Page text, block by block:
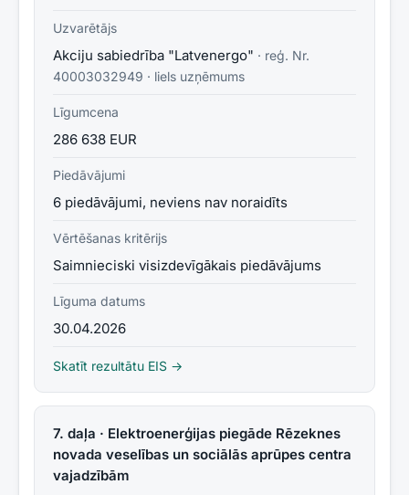
Uzvarētājs
Akciju sabiedrība "Latvenergo" · reģ. Nr.
40003032949 · liels uzņēmums
Līgumcena
286 638 EUR
Piedāvājumi
6 piedāvājumi, neviens nav noraidīts
Vērtēšanas kritērijs
Saimnieciski visizdevīgākais piedāvājums
Līguma datums
30.04.2026
Skatīt rezultātu EIS →
7. daļa · Elektroenerģijas piegāde Rēzeknes
novada veselības un sociālās aprūpes centra
vajadzībām